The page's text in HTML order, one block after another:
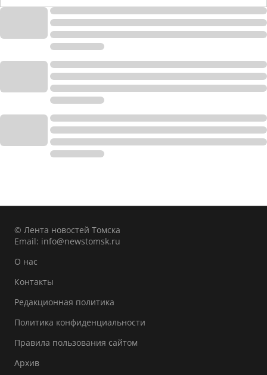
© Лента новостей Томска
Email: info@newstomsk.ru
О нас
Контакты
Редакционная политика
Политика конфиденциальности
Правила пользования сайтом
Архив